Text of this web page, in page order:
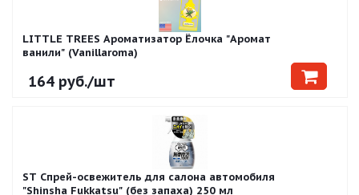
LITTLE TREES Ароматизатор Ёлочка "Аромат
ванили" (Vanillaroma)
164 руб./шт
ST Спрей-освежитель для салона автомобиля
"Shinsha Fukkatsu" (без запаха) 250 мл